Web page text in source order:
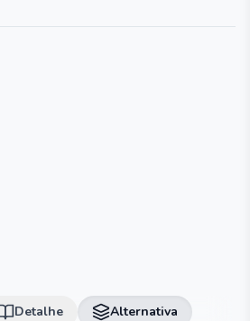
Detalhe Alternativa